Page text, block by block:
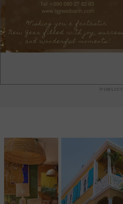
avec plaisir et vous fera la visite
de petit que l’espace, remplie
yeux que le coeur. Chacun y
résonnera avec son enfant